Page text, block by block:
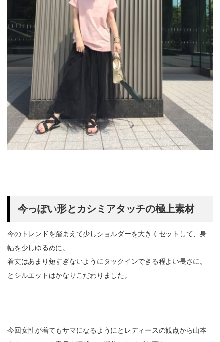
今っぽい形とカシミアタッチの極上素材
今のトレンドを踏まえて少しショルダーを大きくセットして、身
幅を少しゆるめに。
着丈はあまり短すぎないようにタックインできる程よい長さに。
とシルエットはかなりこだわりました。
今回女性が着てもサマになるようにとレディースの観点から山本